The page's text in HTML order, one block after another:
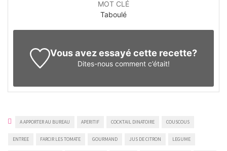
MOT CLÉ
Taboulé
Vous avez essayé cette recette?
Dites-nous comment c’était!
A APPORTER AU BUREAU APERITIF COCKTAIL DINATOIRE COUSCOUS
ENTREE FARCIR LES TOMATE GOURMAND JUS DE CITRON LEGUME